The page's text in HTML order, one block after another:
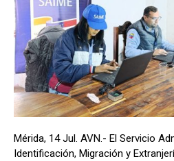
Mérida, 14 Jul. AVN.- El Servicio
Identificación, Migración y